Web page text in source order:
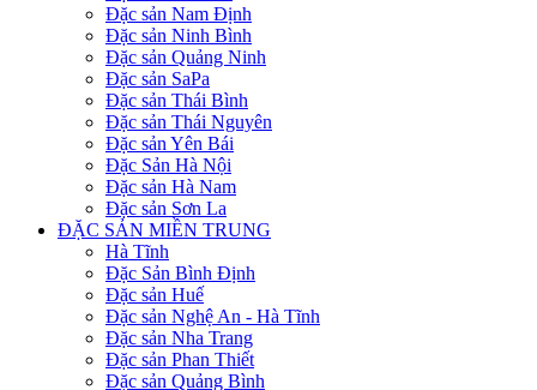
Đặc sản Nam Định
Đặc sản Ninh Bình
Đặc sản Quảng Ninh
Đặc sản SaPa
Đặc sản Thái Bình
Đặc sản Thái Nguyên
Đặc sản Yên Bái
Đặc Sản Hà Nội
Đặc sản Hà Nam
Đặc sản Sơn La
ĐẶC SẢN MIỀN TRUNG
Hà Tĩnh
Đặc Sản Bình Định
Đặc sản Huế
Đặc sản Nghệ An - Hà Tĩnh
Đặc sản Nha Trang
Đặc sản Phan Thiết
Đặc sản Quảng Bình